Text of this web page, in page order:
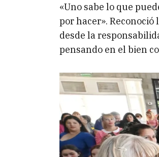
«Uno sabe lo que
por hacer».
desde la
pensando en el bien